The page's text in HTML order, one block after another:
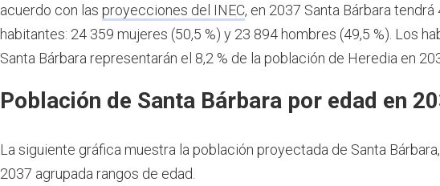
acuerdo con las proyecciones del INEC, en 2037 Santa Bárbara tendrá
habitantes: 24 359 mujeres (50,5 %) y 23 894 hombres (49,5 %). Los
Santa Bárbara representarán el 8,2 % de la población de Heredia en
Población de Santa Bárbara por edad en
La siguiente gráfica muestra la población proyectada de Santa
2037 agrupada rangos de edad.